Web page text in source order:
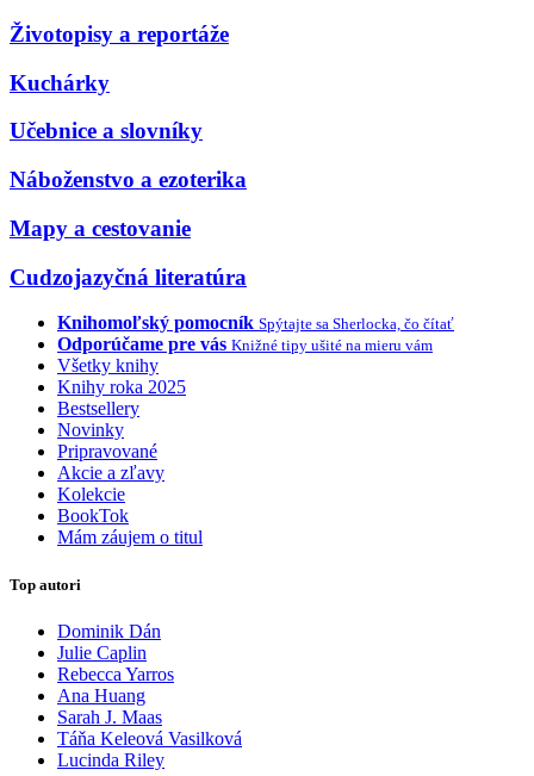
Životopisy a reportáže
Kuchárky
Učebnice a slovníky
Náboženstvo a ezoterika
Mapy a cestovanie
Cudzojazyčná literatúra
Knihomoľský pomocník Spýtajte sa Sherlocka, čo čítať
Odporúčame pre vás Knižné tipy ušité na mieru vám
Všetky knihy
Knihy roka 2025
Bestsellery
Novinky
Pripravované
Akcie a zľavy
Kolekcie
BookTok
Mám záujem o titul
Top autori
Dominik Dán
Julie Caplin
Rebecca Yarros
Ana Huang
Sarah J. Maas
Táňa Keleová Vasilková
Lucinda Riley